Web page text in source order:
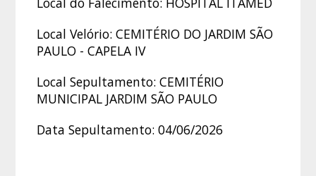
Local Velório: CEMITÉRIO DO JARDIM SÃO
PAULO - CAPELA IV
Local Sepultamento: CEMITÉRIO
MUNICIPAL JARDIM SÃO PAULO
Data Sepultamento: 04/06/2026